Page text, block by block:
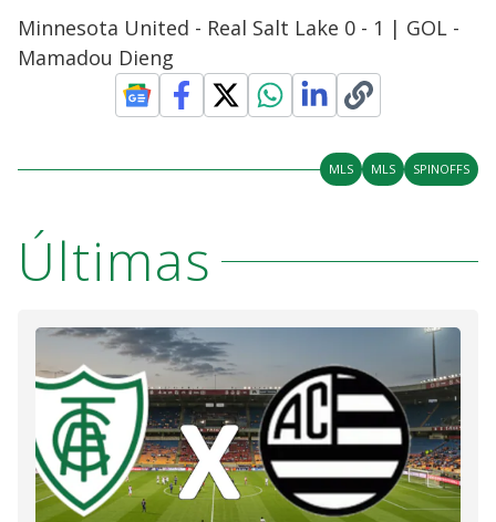
Minnesota United - Real Salt Lake 0 - 1 | GOL -
Mamadou Dieng
MLS MLS SPINOFFS
Últimas